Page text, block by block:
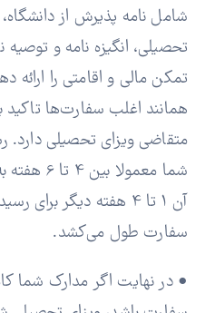
شامل نامه پذیرش از
تحصیلی، انگیزه نامه و توصیه
تمکن مالی و اقامتی را ارائه
همانند اغلب سفارت‌ها
متقاضی ویزای تحصیلی دارد.
شما
آن 1 تا 4 هفته دیگر
سفارت طول می‌کشد.
• در نهایت اگر مدارک شما